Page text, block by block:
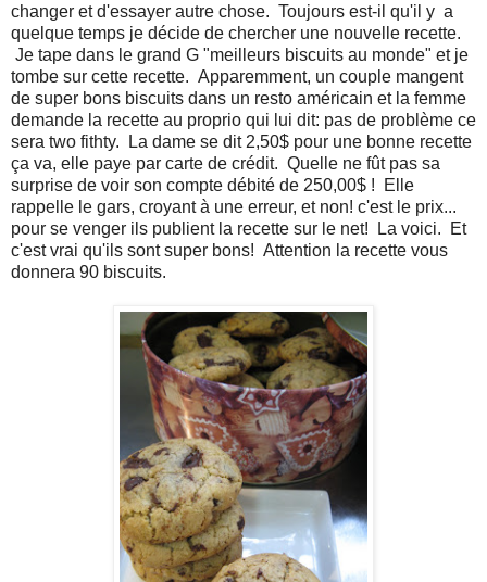
changer et d'essayer autre chose. Toujours est-il qu'il y a
quelque temps je décide de chercher une nouvelle recette.
Je tape dans le grand G "meilleurs biscuits au monde" et je
tombe sur cette recette. Apparemment, un couple mangent
de super bons biscuits dans un resto américain et la femme
demande la recette au proprio qui lui dit: pas de problème ce
sera two fithty. La dame se dit 2,50$ pour une bonne recette
ça va, elle paye par carte de crédit. Quelle ne fût pas sa
surprise de voir son compte débité de 250,00$ ! Elle
rappelle le gars, croyant à une erreur, et non! c'est le prix...
pour se venger ils publient la recette sur le net! La voici. Et
c'est vrai qu'ils sont super bons! Attention la recette vous
donnera 90 biscuits.